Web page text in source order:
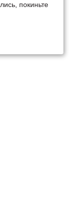
покиньте